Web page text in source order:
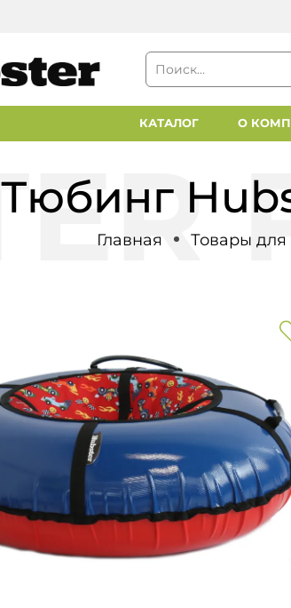
КАТАЛОГ О
Тюбинг
Главная Товары для